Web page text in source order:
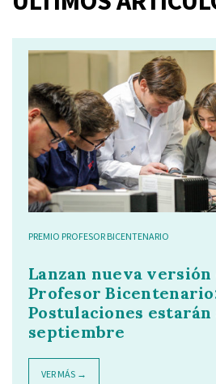
PREMIO PROFESOR BICENTENARIO
Lanzan nueva
Profesor
Postulaciones
septiembre
VER MÁS →